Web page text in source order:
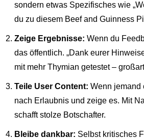
sondern etwas Spezifisches wie
du zu diesem Beef and Guinness
Zeige Ergebnisse: Wenn du
das öffentlich. „Dank eurer
mit mehr Thymian getestet –
Teile User Content: Wenn jemand
nach Erlaubnis und zeige es. Mit
schafft stolze Botschafter.
Bleibe dankbar: Selbst kritisches